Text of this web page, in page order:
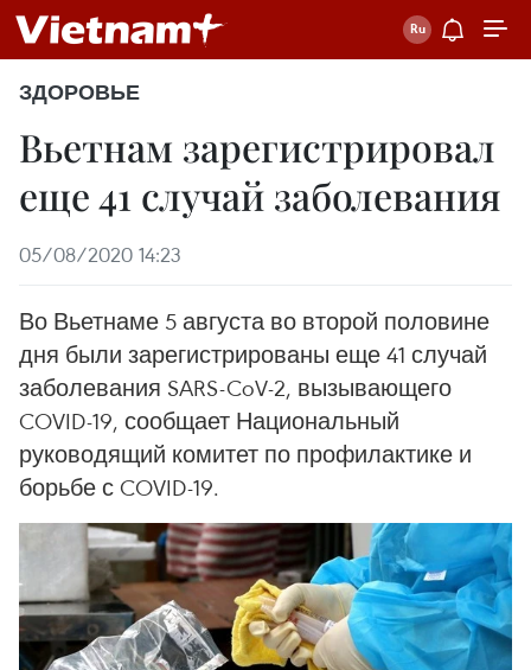
ЗДОРОВЬЕ
Вьетнам зарегистрировал
еще 41 случай заболевания
05/08/2020 14:23
Во Вьетнаме 5 августа во второй половине
дня были зарегистрированы еще 41 случай
заболевания SARS-CoV-2, вызывающего
COVID-19, сообщает Национальный
руководящий комитет по профилактике и
борьбе с COVID-19.